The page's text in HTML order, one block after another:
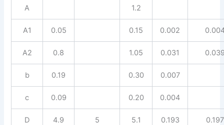
A 1.2
A1 0.05 0.15 0.002
A2 0.8 1.05 0.031
b 0.19 0.30 0.007
c 0.09 0.20 0.004
D 4.9 5 5.1 0.193 0.197